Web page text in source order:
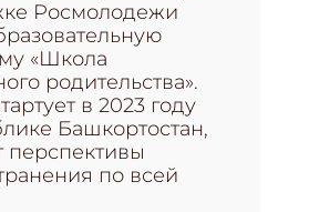
Росмолодежи
«Школа
родительства».
в 2023 году
Башкортостан,
перспективы
по всей